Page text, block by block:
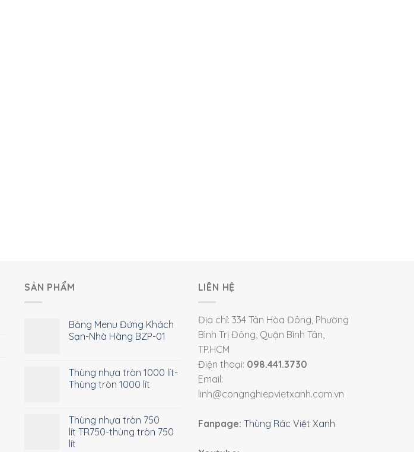
SẢN PHẨM
Bảng Menu Đứng Khách
Sạn-Nhà Hàng BZP-01
Thùng nhựa tròn 1000 lít-
Thùng tròn 1000 lít
Thùng nhựa tròn 750
lít TR750-thùng tròn 750
lít
LIÊN HỆ
Địa chỉ: 334 Tân Hòa Đông, Phường
Bình Trị Đông, Quận Bình Tân,
TP.HCM
Điện thoại: 098.441.3730
Email:
linh@congnghiepvietxanh.com.vn
Fanpage: Thùng Rác Việt Xanh